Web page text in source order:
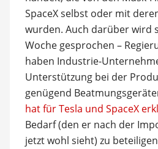
SpaceX selbst oder mit
wurden. Auch darüber wird
Woche gesprochen –
haben Industrie-
Unterstützung bei der
genügend
hat für Tesla und SpaceX
Bedarf (den er nach der
jetzt wohl sieht) zu